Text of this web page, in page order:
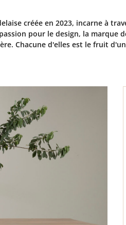
créée en 2023, incarne à
pour le design, la
Chacune d'elles est le fruit